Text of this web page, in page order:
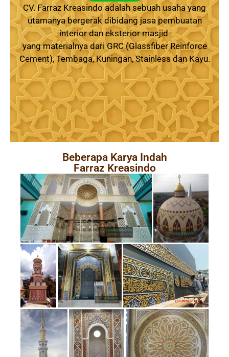
CV. Farraz Kreasindo adalah sebuah usaha yang
utamanya bergerak dibidang jasa pembuatan
interior dan eksterior masjid
yang materialnya dari GRC (Glassfiber Reinforce
Cement), Tembaga, Kuningan, Stainless dan Kayu.
Beberapa Karya Indah
Farraz Kreasindo